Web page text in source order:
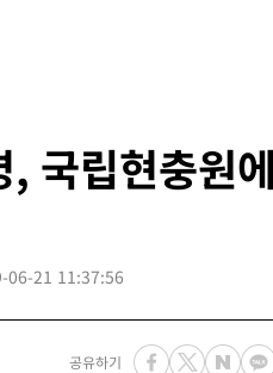
국립현충원
06-21 11:37:56
공유하기